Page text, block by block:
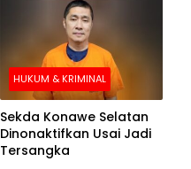
HUKUM & KRIMINAL
Sekda Konawe Selatan
Dinonaktifkan Usai Jadi
Tersangka